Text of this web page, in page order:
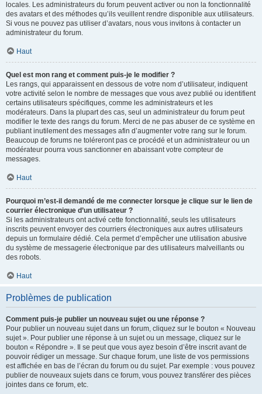
locales. Les administrateurs du forum peuvent activer ou non la fonctionnalité
des avatars et des méthodes qu’ils veuillent rendre disponible aux utilisateurs.
Si vous ne pouvez pas utiliser d’avatars, nous vous invitons à contacter un
administrateur du forum.
Haut
Quel est mon rang et comment puis-je le modifier ?
Les rangs, qui apparaissent en dessous de votre nom d’utilisateur, indiquent
votre activité selon le nombre de messages que vous avez publié ou identifient
certains utilisateurs spécifiques, comme les administrateurs et les
modérateurs. Dans la plupart des cas, seul un administrateur du forum peut
modifier le texte des rangs du forum. Merci de ne pas abuser de ce système en
publiant inutilement des messages afin d’augmenter votre rang sur le forum.
Beaucoup de forums ne toléreront pas ce procédé et un administrateur ou un
modérateur pourra vous sanctionner en abaissant votre compteur de
messages.
Haut
Pourquoi m’est-il demandé de me connecter lorsque je clique sur le lien de
courrier électronique d’un utilisateur ?
Si les administrateurs ont activé cette fonctionnalité, seuls les utilisateurs
inscrits peuvent envoyer des courriers électroniques aux autres utilisateurs
depuis un formulaire dédié. Cela permet d’empêcher une utilisation abusive
du système de messagerie électronique par des utilisateurs malveillants ou
des robots.
Haut
Problèmes de publication
Comment puis-je publier un nouveau sujet ou une réponse ?
Pour publier un nouveau sujet dans un forum, cliquez sur le bouton « Nouveau
sujet ». Pour publier une réponse à un sujet ou un message, cliquez sur le
bouton « Répondre ». Il se peut que vous ayez besoin d’être inscrit avant de
pouvoir rédiger un message. Sur chaque forum, une liste de vos permissions
est affichée en bas de l’écran du forum ou du sujet. Par exemple : vous pouvez
publier de nouveaux sujets dans ce forum, vous pouvez transférer des pièces
jointes dans ce forum, etc.